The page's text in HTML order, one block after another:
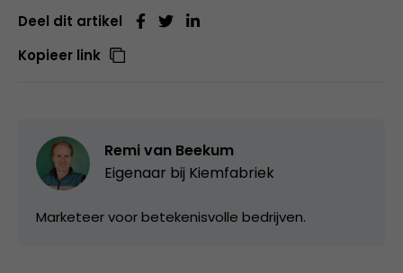
Deel dit artikel
Kopieer link
Remi van Beekum
Eigenaar bij Kiemfabriek
Marketeer voor betekenisvolle bedrijven.